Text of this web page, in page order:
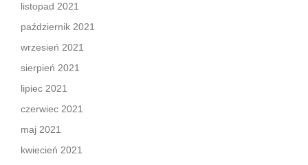
listopad 2021
październik 2021
wrzesień 2021
sierpień 2021
lipiec 2021
czerwiec 2021
maj 2021
kwiecień 2021